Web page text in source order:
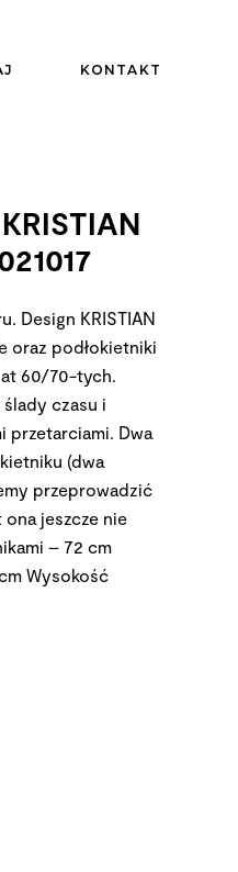
KONTAKT
Design KRISTIAN
oraz podłokietniki
60/70-tych.
czasu i
przetarciami. Dwa
(dwa
przeprowadzić
jeszcze nie
– 72 cm
Wysokość